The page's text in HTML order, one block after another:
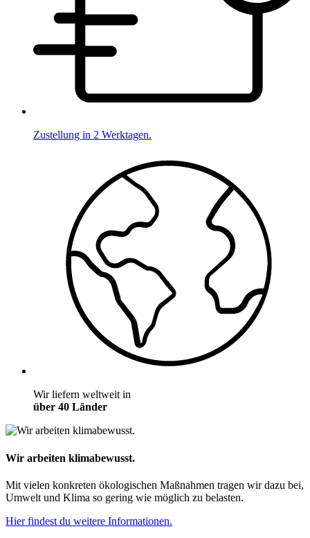
Zustellung in 2 Werktagen.
Wir liefern weltweit in
über 40 Länder
Wir arbeiten klimabewusst.
Mit vielen konkreten ökologischen Maßnahmen tragen wir dazu bei,
Umwelt und Klima so gering wie möglich zu belasten.
Hier findest du weitere Informationen.